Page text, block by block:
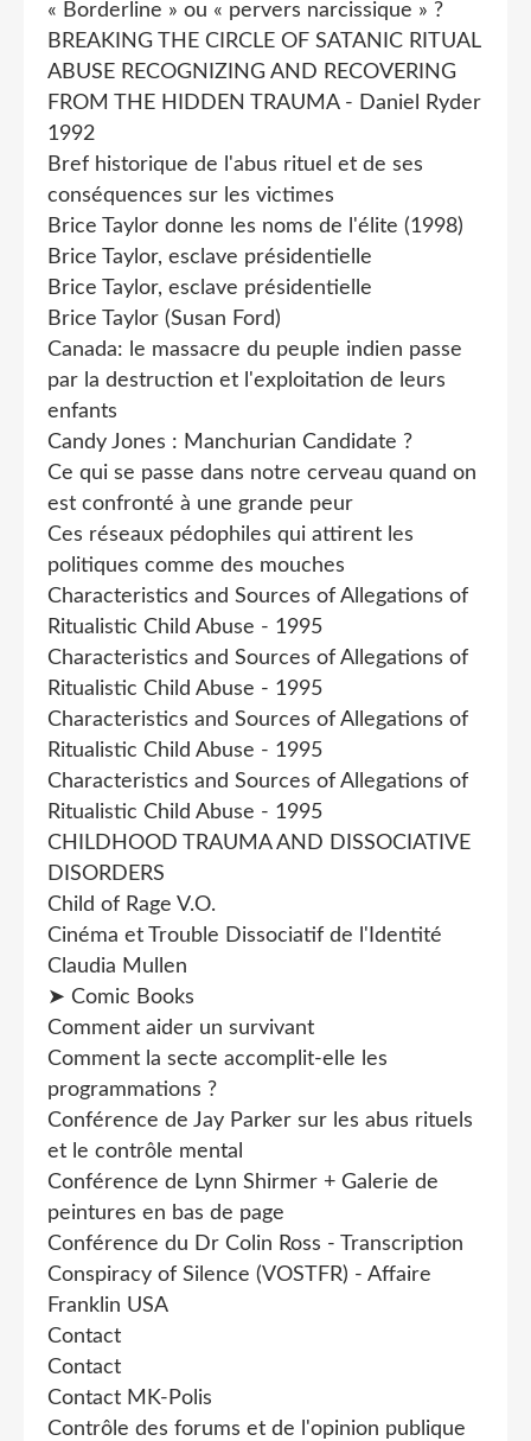
« Borderline » ou « pervers narcissique » ?
BREAKING THE CIRCLE OF SATANIC RITUAL
ABUSE RECOGNIZING AND RECOVERING
FROM THE HIDDEN TRAUMA - Daniel Ryder
1992
Bref historique de l'abus rituel et de ses
conséquences sur les victimes
Brice Taylor donne les noms de l'élite (1998)
Brice Taylor, esclave présidentielle
Brice Taylor, esclave présidentielle
Brice Taylor (Susan Ford)
Canada: le massacre du peuple indien passe
par la destruction et l'exploitation de leurs
enfants
Candy Jones : Manchurian Candidate ?
Ce qui se passe dans notre cerveau quand on
est confronté à une grande peur
Ces réseaux pédophiles qui attirent les
politiques comme des mouches
Characteristics and Sources of Allegations of
Ritualistic Child Abuse - 1995
Characteristics and Sources of Allegations of
Ritualistic Child Abuse - 1995
Characteristics and Sources of Allegations of
Ritualistic Child Abuse - 1995
Characteristics and Sources of Allegations of
Ritualistic Child Abuse - 1995
CHILDHOOD TRAUMA AND DISSOCIATIVE
DISORDERS
Child of Rage V.O.
Cinéma et Trouble Dissociatif de l'Identité
Claudia Mullen
➤ Comic Books
Comment aider un survivant
Comment la secte accomplit-elle les
programmations ?
Conférence de Jay Parker sur les abus rituels
et le contrôle mental
Conférence de Lynn Shirmer + Galerie de
peintures en bas de page
Conférence du Dr Colin Ross - Transcription
Conspiracy of Silence (VOSTFR) - Affaire
Franklin USA
Contact
Contact
Contact MK-Polis
Contrôle des forums et de l'opinion publique